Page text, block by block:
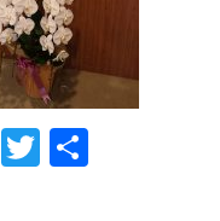
Facebook
Twitter